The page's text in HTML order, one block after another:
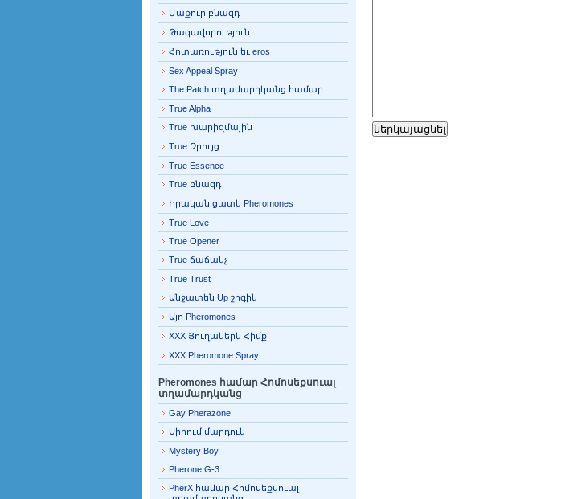
Մաքուր բնազդ
Թագավորություն
Հոտառություն եւ eros
Sex Appeal Spray
The Patch տղամարդկանց համար
True Alpha
True խարիզմային
True Զրույց
True Essence
True բնազդ
Իրական ցատկ Pheromones
True Love
True Opener
True ճաճանչ
True Trust
Անջատեն Up շոգին
Այո Pheromones
XXX Յուղաներկ Հիմք
XXX Pheromone Spray
Pheromones համար Հոմոսեքսուալ
տղամարդկանց
Gay Pherazone
Սիրում մարդուն
Mystery Boy
Pherone G-3
PherX համար Հոմոսեքսուալ